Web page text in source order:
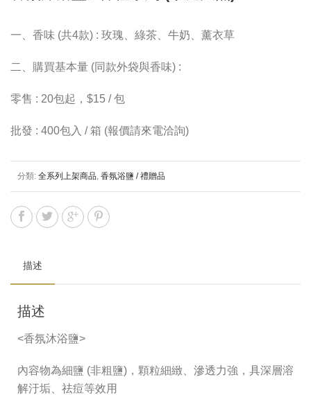
一、香味 (共4款) : 玫瑰、綠茶、牛奶、薰衣草
二、購買基本量 (同款外袋與香味) :
零售 : 20包起，$15 / 包
批發 : 400包入 / 箱 (報價請來電洽詢)
分類: 全系列上架商品, 香氛浴鹽 / 禮贈品
描述
描述
<香氛沐浴鹽>
內容物為細鹽 (非粗鹽)，顆粒細緻、滲透力強，具深層溶
解汙垢、祛痘等效用